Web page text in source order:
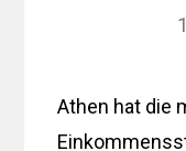
Athen hat die